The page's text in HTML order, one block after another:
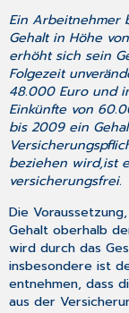
Ein Arbeitnehmer
Gehalt in Höhe
erhöht sich sein
Folgezeit
48.000 Euro und
Einkünfte von
bis 2009 ein
beziehen wird,ist
versicherungsfrei.
Die
Gehalt oberhalb
wird durch das
insbesondere ist
entnehmen, dass
aus der